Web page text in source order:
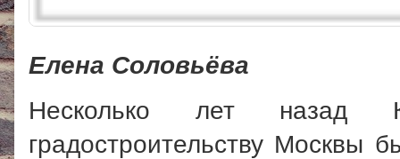
Елена Соловьёва
Несколько лет назад
градостроительству Москвы